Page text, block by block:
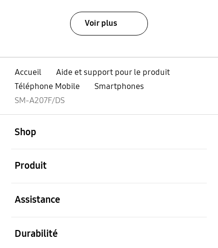
Voir plus
Accueil
Aide et support pour le produit
Téléphone Mobile
Smartphones
SM-A207F/DS
Shop
Produit
Assistance
Durabilité